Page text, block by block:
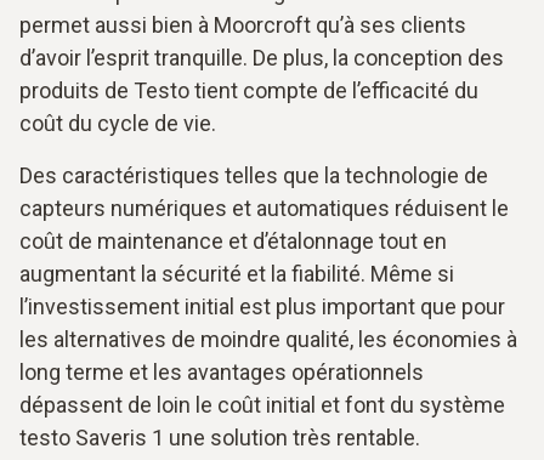
permet aussi bien à Moorcroft qu’à ses clients
d’avoir l’esprit tranquille. De plus, la conception des
produits de Testo tient compte de l’efficacité du
coût du cycle de vie.
Des caractéristiques telles que la technologie de
capteurs numériques et automatiques réduisent le
coût de maintenance et d’étalonnage tout en
augmentant la sécurité et la fiabilité. Même si
l’investissement initial est plus important que pour
les alternatives de moindre qualité, les économies à
long terme et les avantages opérationnels
dépassent de loin le coût initial et font du système
testo Saveris 1 une solution très rentable.